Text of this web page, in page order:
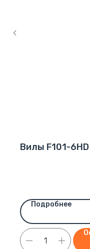
Вилы F101-
Подробнее